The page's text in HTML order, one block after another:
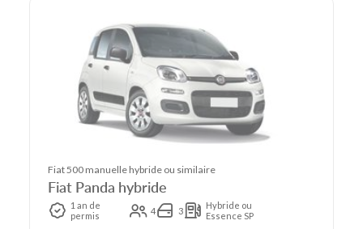
Fiat 500 manuelle hybride ou similaire
Fiat Panda hybride
1 an de
permis
4 3
Hybride ou
Essence SP